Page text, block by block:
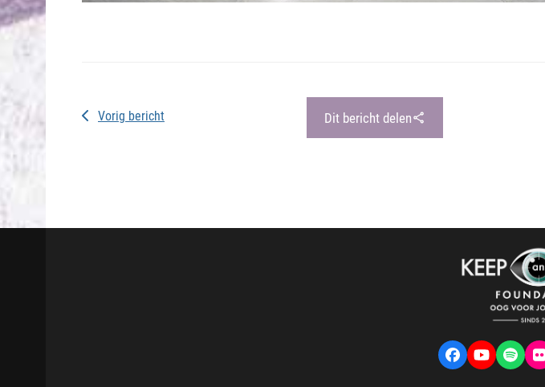
Vorig bericht Dit bericht delen
Facebook
YouTube